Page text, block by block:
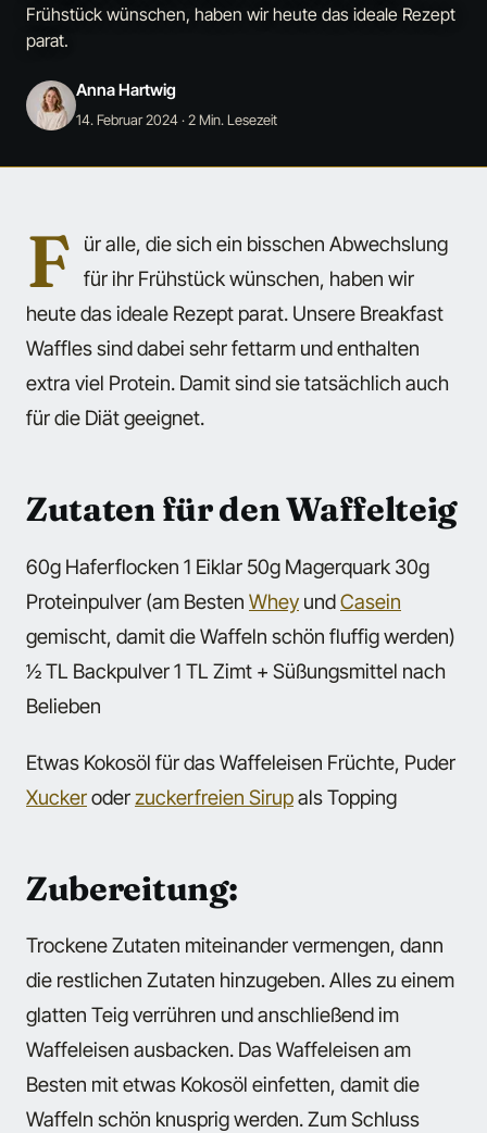
Frühstück wünschen, haben wir heute das ideale Rezept
parat.
Anna Hartwig
14. Februar 2024· 2 Min. Lesezeit
F
ür alle, die sich ein bisschen Abwechslung
für ihr Frühstück wünschen, haben wir
heute das ideale Rezept parat. Unsere Breakfast
Waffles sind dabei sehr fettarm und enthalten
extra viel Protein. Damit sind sie tatsächlich auch
für die Diät geeignet.
Zutaten für den Waffelteig
60g Haferflocken 1 Eiklar 50g Magerquark 30g
Proteinpulver (am Besten Whey undCasein
gemischt, damit die Waffeln schön fluffig werden)
1⁄2 TL Backpulver 1 TL Zimt + Süßungsmittel nach
Belieben
Etwas Kokosöl für das Waffeleisen Früchte, Puder
Xuckeroderzuckerfreien Sirupals Topping
Zubereitung:
Trockene Zutaten miteinander vermengen, dann
die restlichen Zutaten hinzugeben. Alles zu einem
glatten Teig verrühren und anschließend im
Waffeleisen ausbacken. Das Waffeleisen am
Besten mit etwas Kokosöl einfetten, damit die
Waffeln schön knusprig werden. Zum Schluss